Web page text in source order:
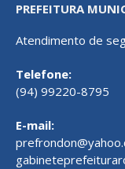
PREFEITURA
Atendimento de
Telefone:
(94) 99220-8795
E-mail: